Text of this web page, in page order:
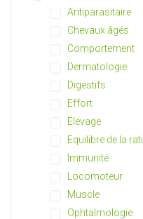
Antiparasitaire
Chevaux âgés
Comportement
Dermatologie
Digestifs
Effort
Elevage
Equilibre de la
Immunité
Locomoteur
Muscle
Ophtalmologie